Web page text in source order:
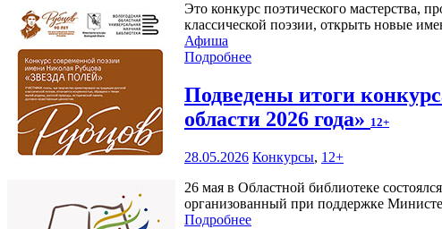
Это конкурс поэтического мастерства,
классической поэзии, открыть новые
Афиша
Подробнее
Подведены итоги
области 2026 года» 12+
28.05.2026 Конкурсы, 12+
26 мая в Областной библиотеке
организованный при поддержке
Подробнее